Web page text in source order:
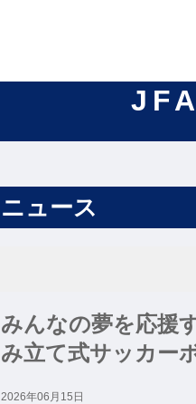
ニュース
みんなの夢を応援
み立て式サッカー
2026年06月15日